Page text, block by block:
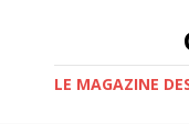
LE MAGAZINE